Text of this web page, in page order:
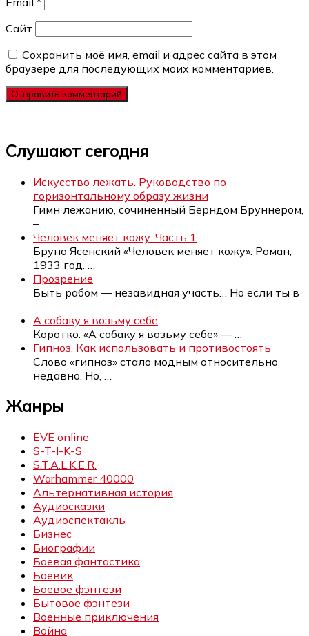
Сайт
Сохранить моё имя, email и адрес сайта в этом
браузере для последующих моих комментариев.
Слушают сегодня
Искусство лежать. Руководство по
горизонтальному образу жизни
Гимн лежанию, сочиненный Берндом Бруннером,
–
Человек меняет кожу. Часть 1
Бруно Ясенский «Человек меняет кожу». Роман,
1933 год.
Прозрение
Быть рабом — незавидная участь… Но если ты в
А собаку я возьму себе
Коротко: «А собаку я возьму себе» —
Гипноз. Как использовать и противостоять
Слово «гипноз» стало модным относительно
недавно. Но,
Жанры
EVE online
S-T-I-K-S
S.T.A.L.K.E.R.
Warhammer 40000
Альтернативная история
Аудиосказки
Аудиоспектакль
Бизнес
Биографии
Боевая фантастика
Боевик
Боевое фэнтези
Бытовое фэнтези
Военные приключения
Война